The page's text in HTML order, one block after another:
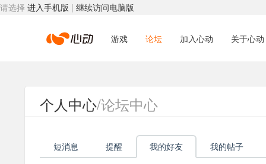
请选择 进入手机版 | 继续访问电脑版
心
动
游戏 论坛 加入心动 关于心动
个人中心/论坛中心
短消息 提醒 我的好友 我的帖子